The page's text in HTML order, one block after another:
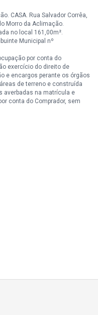
CASA. Rua Salvador Corrêa,
Morro da Aclimação.
no local 161,00m².
Municipal nº
por conta do
exercício do direito de
e encargos perante os órgãos
de terreno e construída
averbadas na matrícula e
conta do Comprador, sem